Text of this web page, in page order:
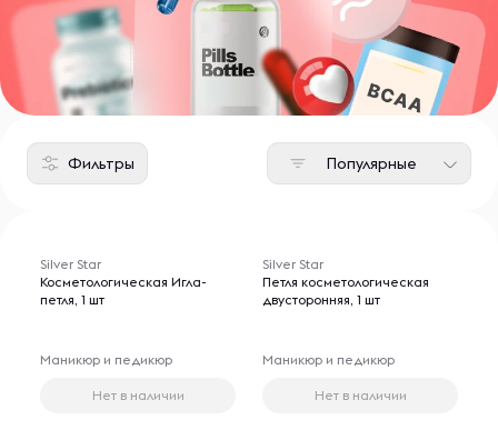
Фильтры Популярные
Silver Star
Косметологическая Игла-
петля, 1 шт
Маникюр и педикюр
Нет в наличии
Silver Star
Петля косметологическая
двусторонняя, 1 шт
Маникюр и педикюр
Нет в наличии